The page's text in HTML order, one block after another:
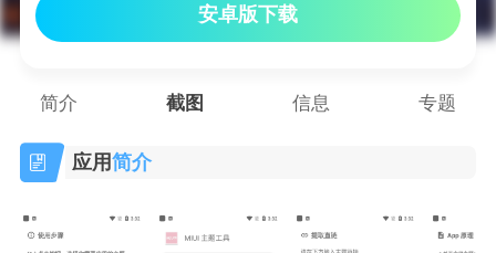
安卓版下载
简介 截图 信息 专题
应用简介